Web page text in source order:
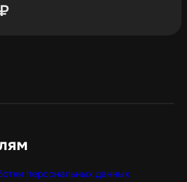
₽
персональных данных